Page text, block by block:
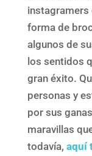
instagramers
forma de
algunos de
los sentidos
gran éxito.
personas y
por sus
maravillas
todavía, aquí